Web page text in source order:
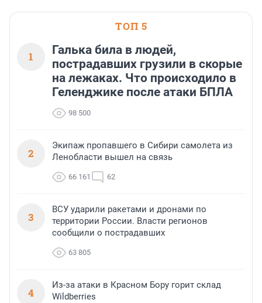
ТОП 5
1
Галька била в людей,
пострадавших грузили в скорые
на лежаках. Что происходило в
Геленджике после атаки БПЛА
98 500
2
Экипаж пропавшего в Сибири самолета из
Ленобласти вышел на связь
66 161 62
3
ВСУ ударили ракетами и дронами по
территории России. Власти регионов
сообщили о пострадавших
63 805
4
Из-за атаки в Красном Бору горит склад
Wildberries